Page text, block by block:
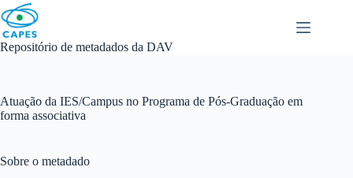
Skip
to
content
Repositório de metadados da DAV
Atuação da IES/Campus no Programa de Pós-Graduação em
forma associativa
Sobre o metadado